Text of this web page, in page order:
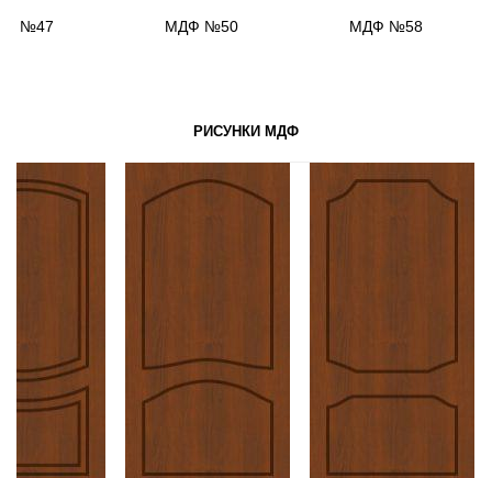
№47 МДФ №50 МДФ №58
РИСУНКИ МДФ